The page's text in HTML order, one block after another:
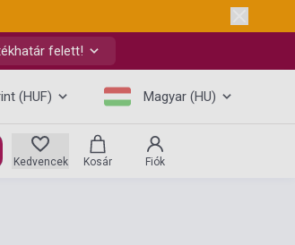
felett!
(HUF) Magyar (HU)
Kedvencek Kosár Fiók